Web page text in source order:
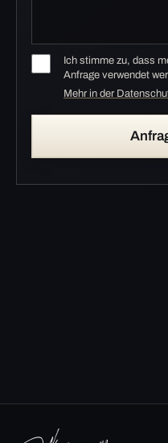
Ich stimme zu, dass
Anfrage verwendet
Mehr in der